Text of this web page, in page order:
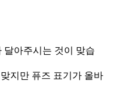
달아주시는 것이 맞습
지만 퓨즈 표기가 올바